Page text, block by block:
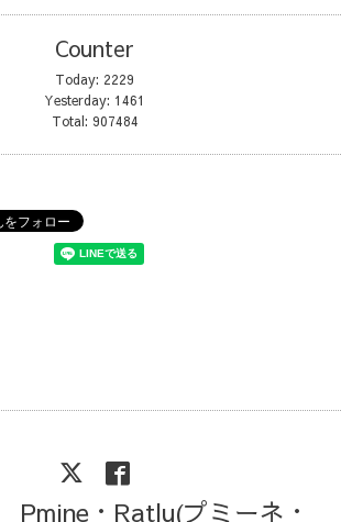
Counter
Today: 2229
Yesterday: 1461
Total: 907484
・Ratlu(プミーネ・